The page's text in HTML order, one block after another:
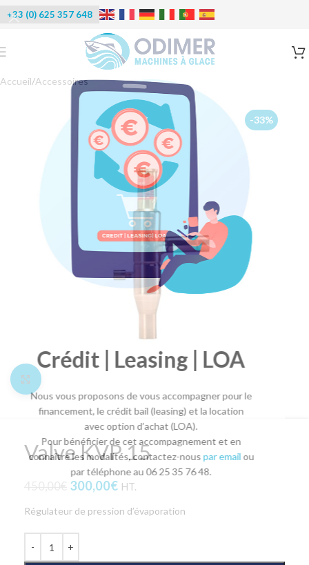
Crédit | Leasing | LOA
Nous vous proposons de vous accompagner pour le
financement, le crédit bail (leasing) et la location
avec option d’achat (LOA).
Pour bénéficier de cet accompagnement et en
connaître les modalités, contactez-nouspar email
par téléphone au 06 25 35 76 48.
+33 (0) 625 357 648
Accueil/Accessoires
-33%
Agrandir l'image
Valve KVP 15
300,00€ HT.
Régulateur de pression d’évaporation